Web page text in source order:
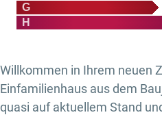
G
H
Willkommen in Ihrem neuen
Einfamilienhaus aus dem
quasi auf aktuellem Stand